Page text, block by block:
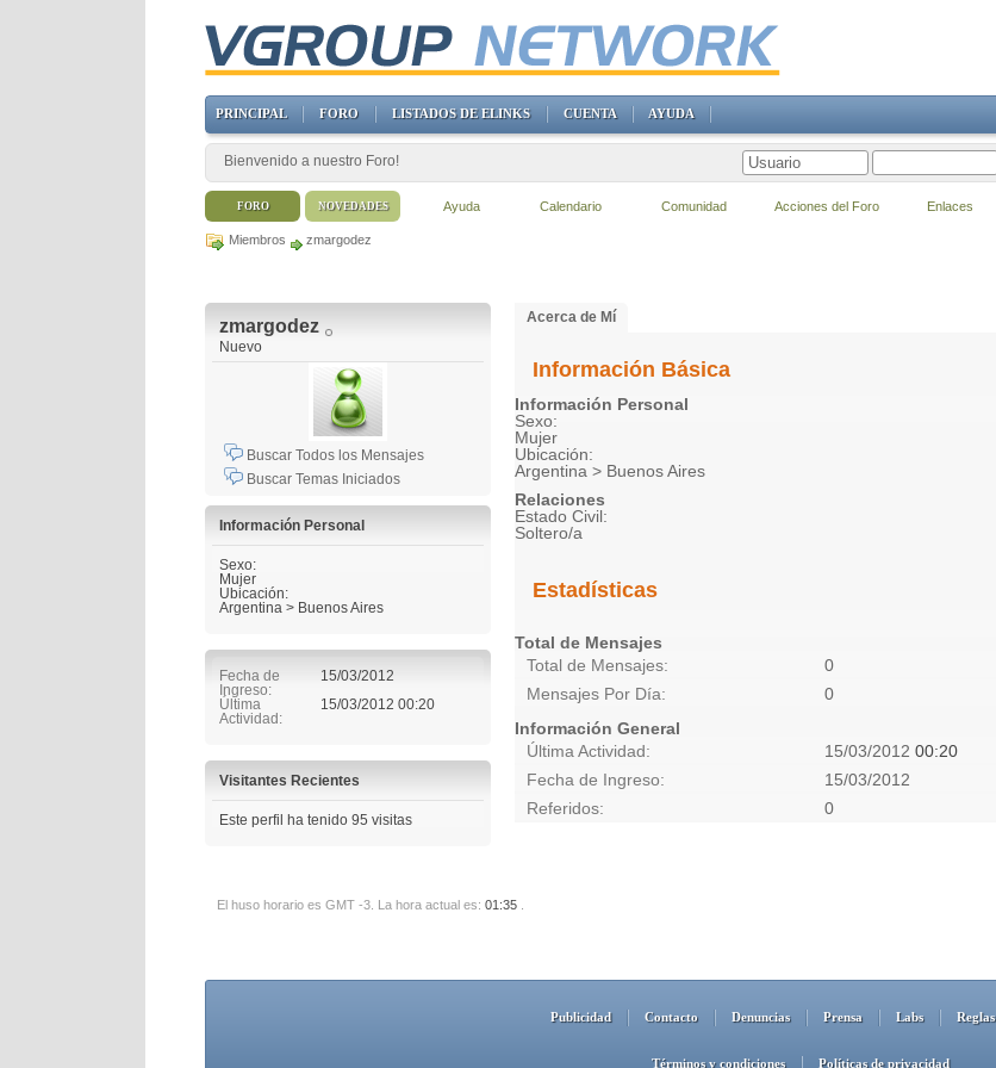
Miembros zmargodez
zmargodez
Nuevo
Buscar Todos los Mensajes
Buscar Temas Iniciados
Información Personal
Sexo:
Mujer
Ubicación:
Argentina > Buenos Aires
Fecha de
Ingreso
15/03/2012
Última
Actividad
15/03/2012 00:20
Visitantes Recientes
Este perfil ha tenido 95 visitas
Acerca de Mí
Información Básica
Información Personal
Sexo:
Mujer
Ubicación:
Argentina > Buenos Aires
Relaciones
Estado Civil:
Soltero/a
Estadísticas
Total de Mensajes
Total de Mensajes
0
Mensajes Por Día
0
Información General
Última Actividad
15/03/2012 00:20
Fecha de Ingreso
15/03/2012
Referidos
0
El huso horario es GMT -3. La hora actual es: 01:35
Publicidad Contacto Denuncias Prensa Labs Reglas
Términos y condiciones Políticas de privacidad
PRINCIPAL FORO LISTADOS DE ELINKS CUENTA AYUDA
Bienvenido a nuestro Foro!
FORO Ayuda Calendario Comunidad Acciones del Foro Enlaces
NOVEDADES